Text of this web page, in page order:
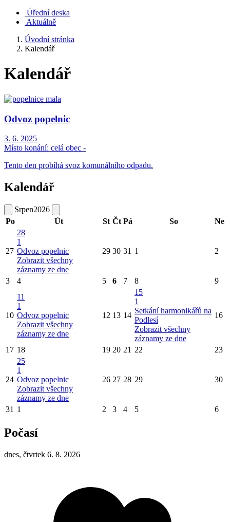
Úřední deska
Aktuálně
Úvodní stránka
Kalendář
Kalendář
Odvoz popelnic
3. 6. 2025
Místo konání: celá obec -
Tento den probíhá svoz komunálního odpadu.
Kalendář
Srpen2026
Po
Út St Čt Pá So Ne
27
28
1
Odvoz popelnic
Zobrazit všechny
záznamy ze dne
29 30 31 1 2
3 4 5 6 7 8 9
10
11
1
Odvoz popelnic
Zobrazit všechny
záznamy ze dne
12 13 14
15
1
Setkání harmonikářů na
Podlesí
Zobrazit všechny
záznamy ze dne
16
17 18 19 20 21 22 23
24
25
1
Odvoz popelnic
Zobrazit všechny
záznamy ze dne
26 27 28 29 30
31 1 2 3 4 5 6
Počasí
dnes, čtvrtek 6. 8. 2026